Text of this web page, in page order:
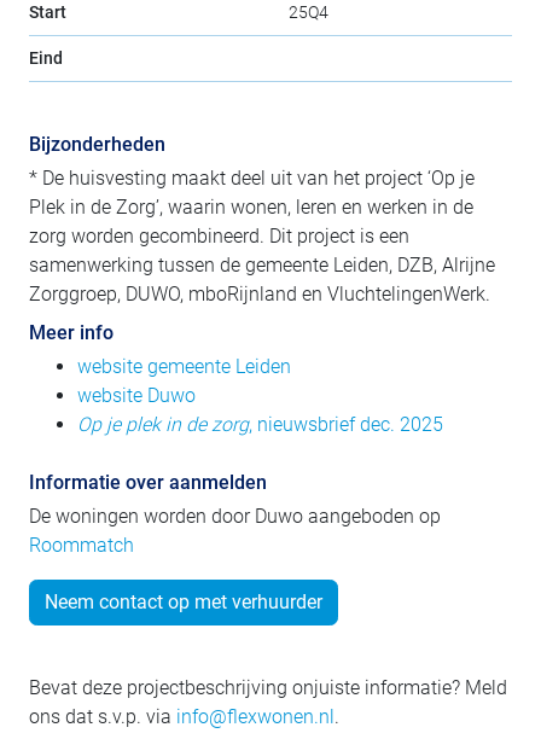
Start 25Q4
Eind
Bijzonderheden
* De huisvesting maakt deel uit van het project ‘Op je
Plek in de Zorg’, waarin wonen, leren en werken in de
zorg worden gecombineerd. Dit project is een
samenwerking tussen de gemeente Leiden, DZB, Alrijne
Zorggroep, DUWO, mboRijnland en VluchtelingenWerk.
Meer info
website gemeente Leiden
website Duwo
Op je plek in de zorg, nieuwsbrief dec. 2025
Informatie over aanmelden
De woningen worden door Duwo aangeboden op
Roommatch
Neem contact op met verhuurder
Bevat deze projectbeschrijving onjuiste informatie? Meld
ons dat s.v.p. via info@flexwonen.nl.